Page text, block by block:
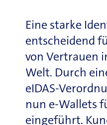
Eine starke
entscheidend
von Vertrauen
Welt. Durch
eIDAS-
nun e-Wallets
eingeführt.